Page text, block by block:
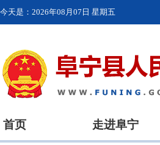
今天是： 2026年08月07日 星期五
首页 走进阜宁